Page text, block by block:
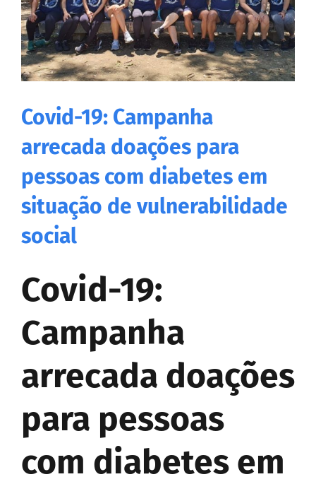
Covid-19: Campanha
arrecada doações para
pessoas com diabetes em
situação de vulnerabilidade
social
Covid-19:
Campanha
arrecada doações
para pessoas
com diabetes em